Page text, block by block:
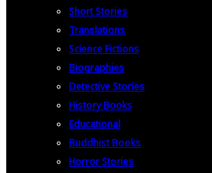
Short Stories
Translations
Science Fictions
Biographies
Detective Stories
History Books
Educational
Buddhist Books
Horror Stories